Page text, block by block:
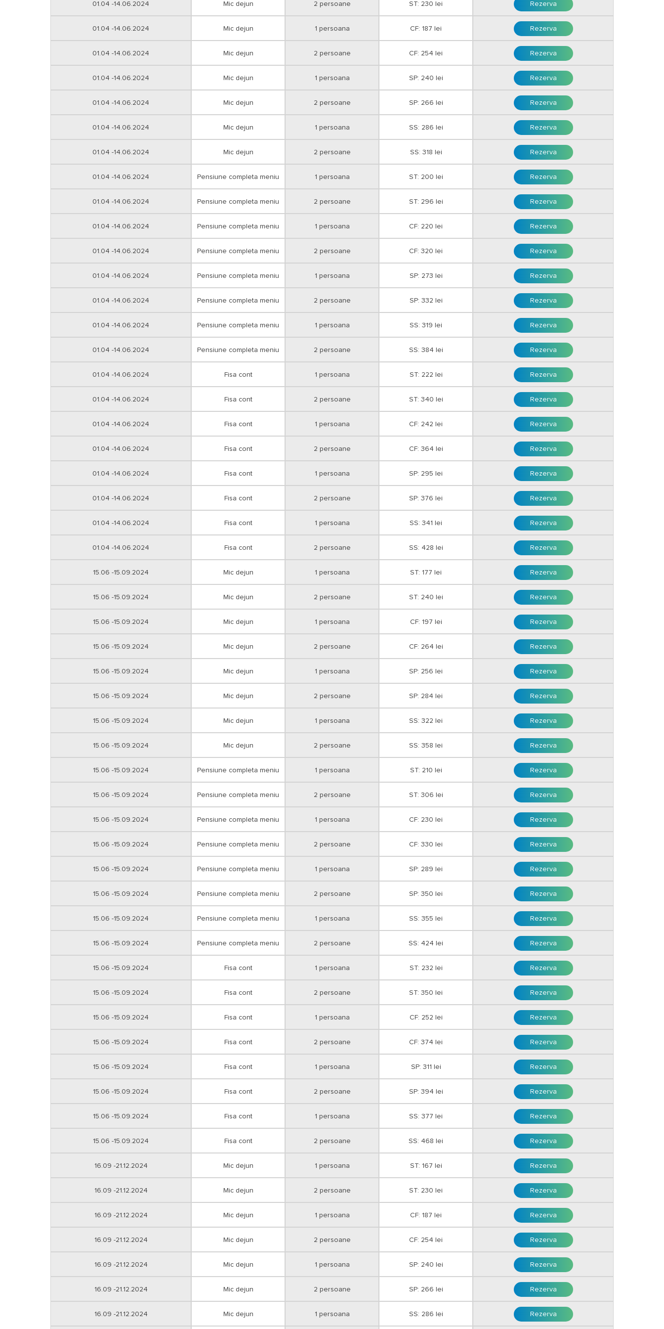
- card tichete de vacanta;
- in cont cu foaie de varsamant la o filiala CEC Bank sau Unicredit Bank cu ajutorul facturii
proforme;
Optional transport, transferuri.
01.04 -14.06.2024 Mic dejun 2 persoane ST: 230 lei Rezerva
01.04 -14.06.2024 Mic dejun 1 persoana CF: 187 lei Rezerva
01.04 -14.06.2024 Mic dejun 2 persoane CF: 254 lei Rezerva
01.04 -14.06.2024 Mic dejun 1 persoana SP: 240 lei Rezerva
01.04 -14.06.2024 Mic dejun 2 persoane SP: 266 lei Rezerva
01.04 -14.06.2024 Mic dejun 1 persoana SS: 286 lei Rezerva
01.04 -14.06.2024 Mic dejun 2 persoane SS: 318 lei Rezerva
01.04 -14.06.2024 Pensiune completa meniu 1 persoana ST: 200 lei Rezerva
01.04 -14.06.2024 Pensiune completa meniu 2 persoane ST: 296 lei Rezerva
01.04 -14.06.2024 Pensiune completa meniu 1 persoana CF: 220 lei Rezerva
01.04 -14.06.2024 Pensiune completa meniu 2 persoane CF: 320 lei Rezerva
01.04 -14.06.2024 Pensiune completa meniu 1 persoana SP: 273 lei Rezerva
01.04 -14.06.2024 Pensiune completa meniu 2 persoane SP: 332 lei Rezerva
01.04 -14.06.2024 Pensiune completa meniu 1 persoana SS: 319 lei Rezerva
01.04 -14.06.2024 Pensiune completa meniu 2 persoane SS: 384 lei Rezerva
01.04 -14.06.2024 Fisa cont 1 persoana ST: 222 lei Rezerva
01.04 -14.06.2024 Fisa cont 2 persoane ST: 340 lei Rezerva
01.04 -14.06.2024 Fisa cont 1 persoana CF: 242 lei Rezerva
01.04 -14.06.2024 Fisa cont 2 persoane CF: 364 lei Rezerva
01.04 -14.06.2024 Fisa cont 1 persoana SP: 295 lei Rezerva
01.04 -14.06.2024 Fisa cont 2 persoane SP: 376 lei Rezerva
01.04 -14.06.2024 Fisa cont 1 persoana SS: 341 lei Rezerva
01.04 -14.06.2024 Fisa cont 2 persoane SS: 428 lei Rezerva
15.06 -15.09.2024 Mic dejun 1 persoana ST: 177 lei Rezerva
15.06 -15.09.2024 Mic dejun 2 persoane ST: 240 lei Rezerva
15.06 -15.09.2024 Mic dejun 1 persoana CF: 197 lei Rezerva
15.06 -15.09.2024 Mic dejun 2 persoane CF: 264 lei Rezerva
15.06 -15.09.2024 Mic dejun 1 persoana SP: 256 lei Rezerva
15.06 -15.09.2024 Mic dejun 2 persoane SP: 284 lei Rezerva
15.06 -15.09.2024 Mic dejun 1 persoana SS: 322 lei Rezerva
15.06 -15.09.2024 Mic dejun 2 persoane SS: 358 lei Rezerva
15.06 -15.09.2024 Pensiune completa meniu 1 persoana ST: 210 lei Rezerva
15.06 -15.09.2024 Pensiune completa meniu 2 persoane ST: 306 lei Rezerva
15.06 -15.09.2024 Pensiune completa meniu 1 persoana CF: 230 lei Rezerva
15.06 -15.09.2024 Pensiune completa meniu 2 persoane CF: 330 lei Rezerva
15.06 -15.09.2024 Pensiune completa meniu 1 persoana SP: 289 lei Rezerva
15.06 -15.09.2024 Pensiune completa meniu 2 persoane SP: 350 lei Rezerva
15.06 -15.09.2024 Pensiune completa meniu 1 persoana SS: 355 lei Rezerva
15.06 -15.09.2024 Pensiune completa meniu 2 persoane SS: 424 lei Rezerva
15.06 -15.09.2024 Fisa cont 1 persoana ST: 232 lei Rezerva
15.06 -15.09.2024 Fisa cont 2 persoane ST: 350 lei Rezerva
15.06 -15.09.2024 Fisa cont 1 persoana CF: 252 lei Rezerva
15.06 -15.09.2024 Fisa cont 2 persoane CF: 374 lei Rezerva
15.06 -15.09.2024 Fisa cont 1 persoana SP: 311 lei Rezerva
15.06 -15.09.2024 Fisa cont 2 persoane SP: 394 lei Rezerva
15.06 -15.09.2024 Fisa cont 1 persoana SS: 377 lei Rezerva
15.06 -15.09.2024 Fisa cont 2 persoane SS: 468 lei Rezerva
16.09 -21.12.2024 Mic dejun 1 persoana ST: 167 lei Rezerva
16.09 -21.12.2024 Mic dejun 2 persoane ST: 230 lei Rezerva
16.09 -21.12.2024 Mic dejun 1 persoana CF: 187 lei Rezerva
16.09 -21.12.2024 Mic dejun 2 persoane CF: 254 lei Rezerva
16.09 -21.12.2024 Mic dejun 1 persoana SP: 240 lei Rezerva
16.09 -21.12.2024 Mic dejun 2 persoane SP: 266 lei Rezerva
16.09 -21.12.2024 Mic dejun 1 persoana SS: 286 lei Rezerva